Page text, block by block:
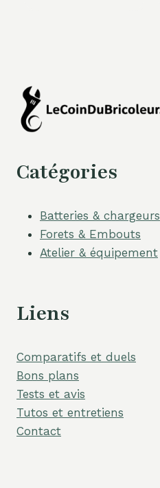
Catégories
Batteries & chargeurs
Forets & Embouts
Atelier & équipement
Liens
Comparatifs et duels
Bons plans
Tests et avis
Tutos et entretiens
Contact